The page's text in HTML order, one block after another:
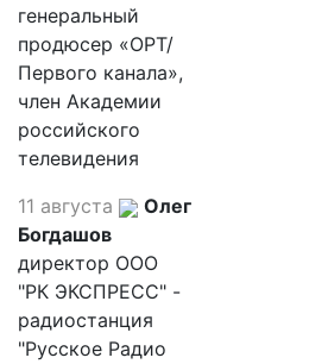
генеральный
продюсер «ОРТ/
Первого канала»,
член Академии
российского
телевидения
11 августа
Олег
Богдашов
директор ООО
"РК ЭКСПРЕСС" -
радиостанция
"Русское Радио